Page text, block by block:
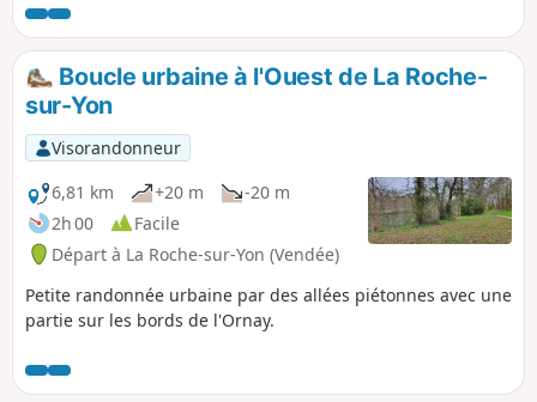
tambourinement des pics sur les troncs des arbres, en
passant en bout de l'Étang du Ruisseau des Noailles. Peut-
être aurez-vous la chance d'apercevoir quelques daims
dans le parc à daims sur la droite, sinon l'envol d'un canard
col-vert.
Boucle urbaine à l'Ouest de La Roche-
sur-Yon
Visorandonneur
6,81 km
+20 m
-20 m
2h 00
Facile
Départ à La Roche-sur-Yon (Vendée)
Petite randonnée urbaine par des allées piétonnes avec une
partie sur les bords de l'Ornay.